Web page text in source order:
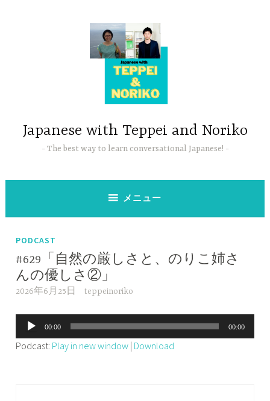
Japanese with Teppei and Noriko
The best way to learn conversational Japanese!
メニュー
PODCAST
#629「自然の厳しさと、のりこ姉さ
んの優しさ②」
2026年6月25日 teppeinoriko
声
プ
00:00 00:00
Podcast: Play in new window | Download